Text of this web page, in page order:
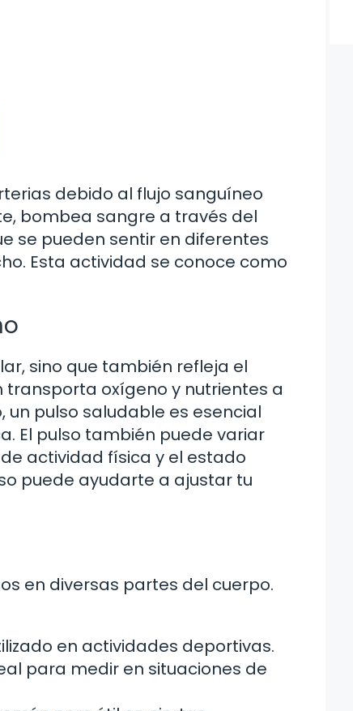
debido al flujo sanguíneo
bombea sangre a través del
se pueden sentir en diferentes
Esta actividad se conoce como
sino que también refleja el
oxígeno y nutrientes a
un pulso saludable es esencial
El pulso también puede variar
actividad física y el estado
puede ayudarte a ajustar tu
en diversas partes del cuerpo.
en actividades deportivas.
para medir en situaciones de